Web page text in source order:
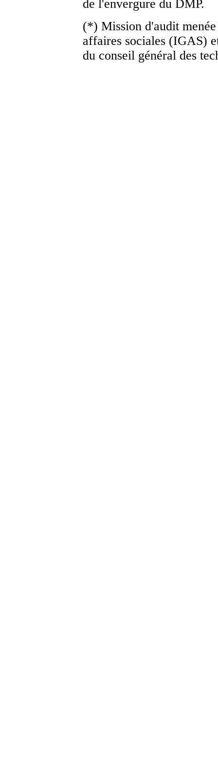
de l'envergure du DMP.
(*) Mission d'audit
affaires sociales (IGAS)
du conseil général des